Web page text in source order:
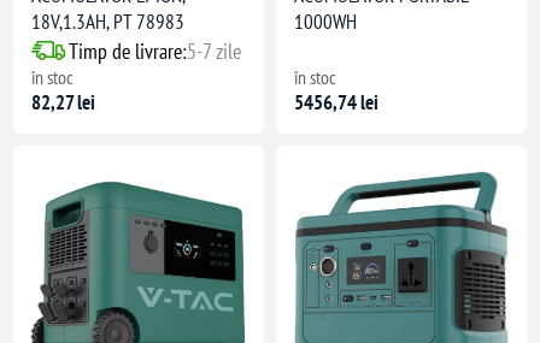
18V,1.3AH, PT 78983
Timp de livrare:5-7 zile
în stoc
82,27 lei
1000WH
în stoc
5456,74 lei